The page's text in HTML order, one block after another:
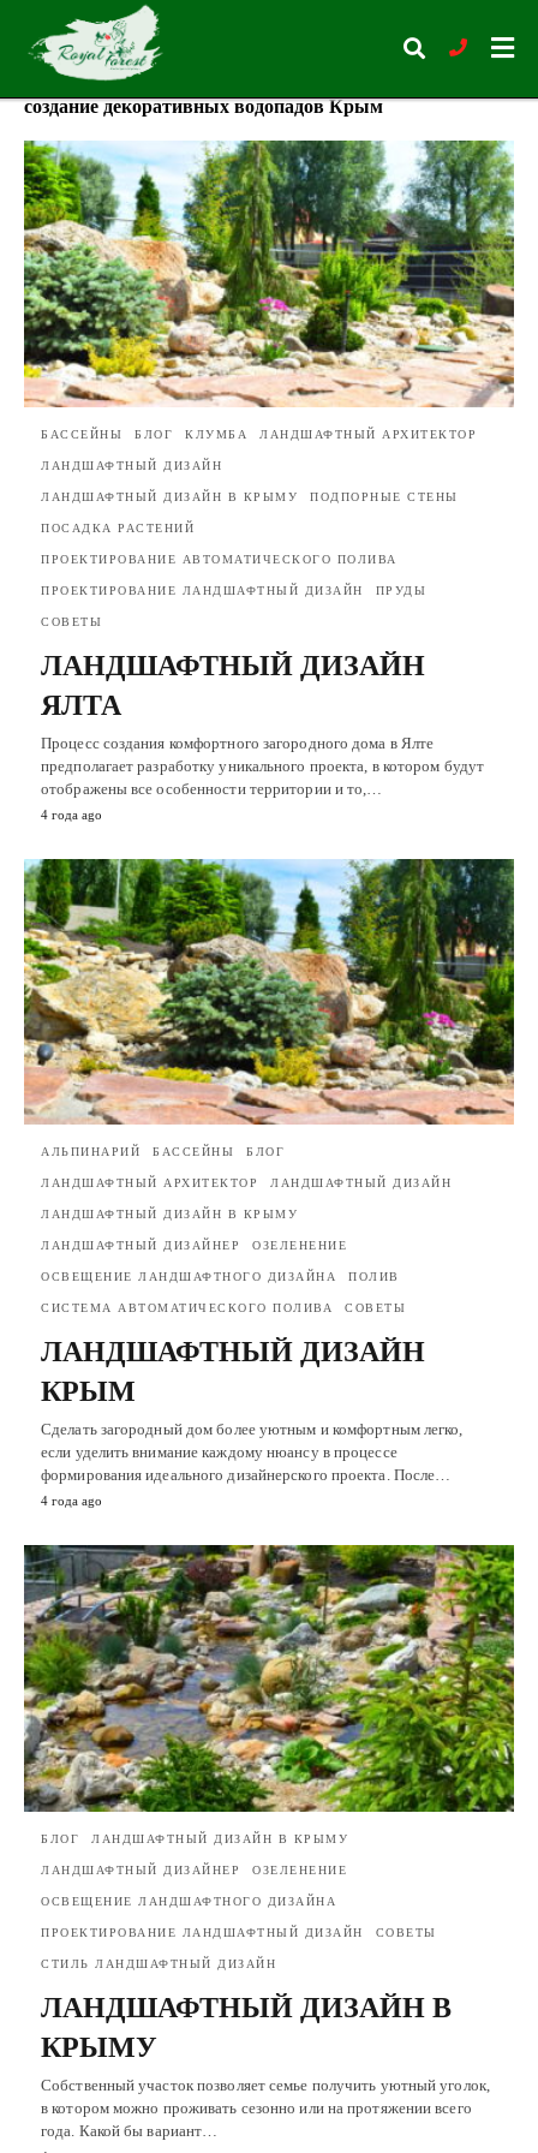
Type
your
search
query
and
hit
enter:
создание декоративных водопадов Крым
БАССЕЙНЫ БЛОГ КЛУМБА ЛАНДШАФТНЫЙ АРХИТЕКТОР
ЛАНДШАФТНЫЙ ДИЗАЙН
ЛАНДШАФТНЫЙ ДИЗАЙН В КРЫМУ ПОДПОРНЫЕ СТЕНЫ
ПОСАДКА РАСТЕНИЙ
ПРОЕКТИРОВАНИЕ АВТОМАТИЧЕСКОГО ПОЛИВА
ПРОЕКТИРОВАНИЕ ЛАНДШАФТНЫЙ ДИЗАЙН ПРУДЫ
СОВЕТЫ
ЛАНДШАФТНЫЙ ДИЗАЙН
ЯЛТА
Процесс создания комфортного загородного дома в Ялте
предполагает разработку уникального проекта, в котором будут
отображены все особенности территории и то,…
4 года ago
АЛЬПИНАРИЙ БАССЕЙНЫ БЛОГ
ЛАНДШАФТНЫЙ АРХИТЕКТОР ЛАНДШАФТНЫЙ ДИЗАЙН
ЛАНДШАФТНЫЙ ДИЗАЙН В КРЫМУ
ЛАНДШАФТНЫЙ ДИЗАЙНЕР ОЗЕЛЕНЕНИЕ
ОСВЕЩЕНИЕ ЛАНДШАФТНОГО ДИЗАЙНА ПОЛИВ
СИСТЕМА АВТОМАТИЧЕСКОГО ПОЛИВА СОВЕТЫ
ЛАНДШАФТНЫЙ ДИЗАЙН
КРЫМ
Сделать загородный дом более уютным и комфортным легко,
если уделить внимание каждому нюансу в процессе
формирования идеального дизайнерского проекта. После…
4 года ago
БЛОГ ЛАНДШАФТНЫЙ ДИЗАЙН В КРЫМУ
ЛАНДШАФТНЫЙ ДИЗАЙНЕР ОЗЕЛЕНЕНИЕ
ОСВЕЩЕНИЕ ЛАНДШАФТНОГО ДИЗАЙНА
ПРОЕКТИРОВАНИЕ ЛАНДШАФТНЫЙ ДИЗАЙН СОВЕТЫ
СТИЛЬ ЛАНДШАФТНЫЙ ДИЗАЙН
ЛАНДШАФТНЫЙ ДИЗАЙН В
КРЫМУ
Собственный участок позволяет семье получить уютный уголок,
в котором можно проживать сезонно или на протяжении всего
года. Какой бы вариант…